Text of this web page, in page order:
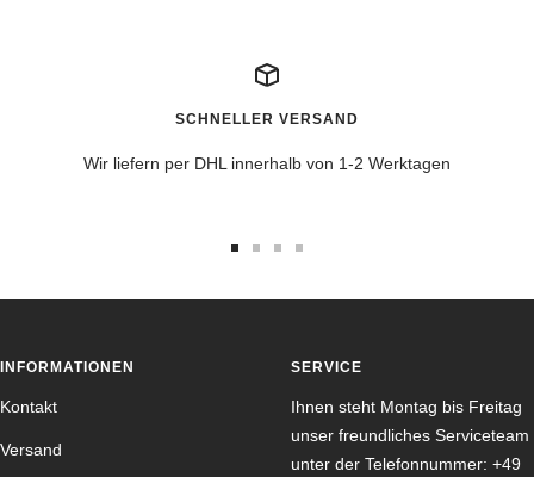
SCHNELLER VERSAND
Wir liefern per DHL innerhalb von 1-2 Werktagen
INFORMATIONEN
Kontakt
Versand
SERVICE
Ihnen steht Montag bis Freitag
unser freundliches Serviceteam
unter der Telefonnummer: +49